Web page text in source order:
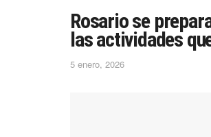
Rosario se
las actividades
5 enero, 2026